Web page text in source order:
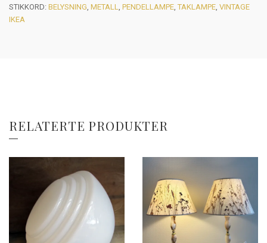
STIKKORD: BELYSNING, METALL, PENDELLAMPE,TAKLAMPE, VINTAGE
IKEA
RELATERTE PRODUKTER